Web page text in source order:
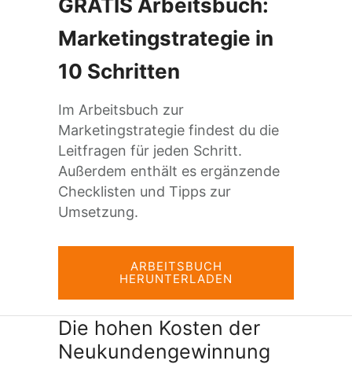
GRATIS Arbeitsbuch:
Marketingstrategie in
10 Schritten
Im Arbeitsbuch zur
Marketingstrategie findest du die
Leitfragen für jeden Schritt.
Außerdem enthält es ergänzende
Checklisten und Tipps zur
Umsetzung.
ARBEITSBUCH
HERUNTERLADEN
Die hohen Kosten der
Neukundengewinnung